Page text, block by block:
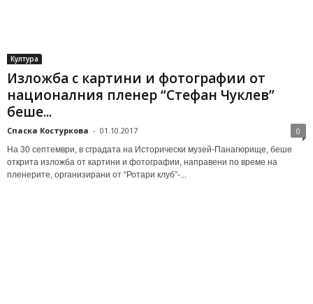
Култура
Изложба с картини и фотографии от
националния пленер “Стефан Чуклев”
беше...
Спаска Костуркова - 01.10.2017 0
На 30 септември, в сградата на Исторически музей-Панагюрище, беше
открита изложба от картини и фотографии, направени по време на
пленерите, организирани от “Ротари клуб”-...